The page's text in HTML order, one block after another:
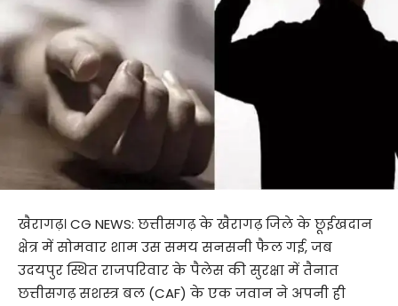
खैरागढ़। CG NEWS: छत्तीसगढ़केखैरागढ़जिलेकेछूईखदान
क्षेत्रमेंसोमवार शामउससमयसनसनीफैलगई,जब
उदयपुरस्थितराजपरिवारकेपैलेसकीसुरक्षामेंतैनात
छत्तीसगढ़सशस्त्रबल (CAF) केएकजवानने अपनीही